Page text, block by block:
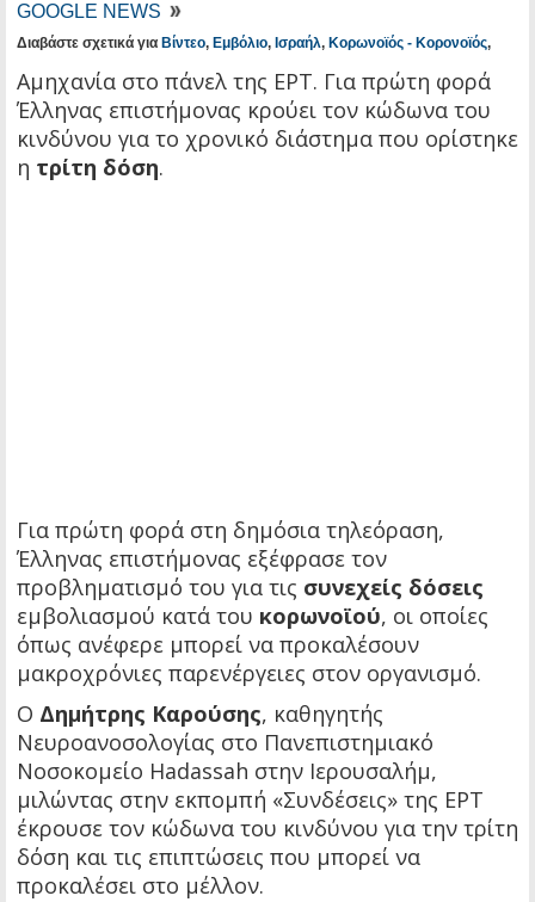
GOOGLE NEWS
Διαβάστε σχετικά για Βίντεο, Εμβόλιο, Ισραήλ, Κορωνοϊός - Κορονοϊός,
Αμηχανία στο πάνελ της ΕΡΤ. Για πρώτη φορά
Έλληνας επιστήμονας κρούει τον κώδωνα του
κινδύνου για το χρονικό διάστημα που ορίστηκε
η τρίτη δόση.
Για πρώτη φορά στη δημόσια τηλεόραση,
Έλληνας επιστήμονας εξέφρασε τον
προβληματισμό του για τις συνεχείς δόσεις
εμβολιασμού κατά του κορωνοϊού, οι οποίες
όπως ανέφερε μπορεί να προκαλέσουν
μακροχρόνιες παρενέργειες στον οργανισμό.
Ο Δημήτρης Καρούσης, καθηγητής
Νευροανοσολογίας στο Πανεπιστημιακό
Νοσοκομείο Hadassah στην Ιερουσαλήμ,
μιλώντας στην εκπομπή «Συνδέσεις» της ΕΡΤ
έκρουσε τον κώδωνα του κινδύνου για την τρίτη
δόση και τις επιπτώσεις που μπορεί να
προκαλέσει στο μέλλον.